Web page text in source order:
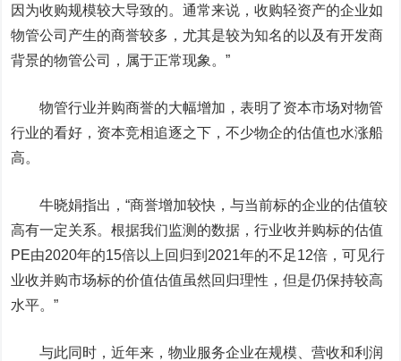
因为收购规模较大导致的。通常来说，收购轻资产的企业如
物管公司产生的商誉较多，尤其是较为知名的以及有开发商
背景的物管公司，属于正常现象。”
物管行业并购商誉的大幅增加，表明了资本市场对物管
行业的看好，资本竞相追逐之下，不少物企的估值也水涨船
高。
牛晓娟指出，“商誉增加较快，与当前标的企业的估值较
高有一定关系。根据我们监测的数据，行业收并购标的估值
PE由2020年的15倍以上回归到2021年的不足12倍，可见行
业收并购市场标的价值估值虽然回归理性，但是仍保持较高
水平。”
与此同时，近年来，物业服务企业在规模、营收和利润